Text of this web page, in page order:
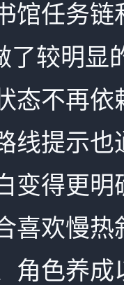
馆任务链
了较明显
态不再依
线提示也
变得更明
喜欢慢热
角色养成